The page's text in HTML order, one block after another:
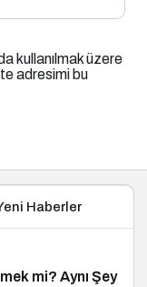
kullanılmak üzere
adresimi bu
Haberler
mi? Aynı Şey